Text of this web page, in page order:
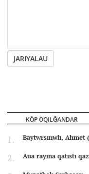
JARIYALAU
KÖP OQILĞANDAR
Baytwrsınwlı,
Aua rayına qatıstı